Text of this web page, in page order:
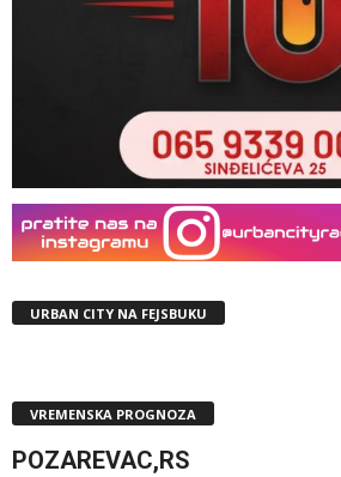
URBAN CITY NA FEJSBUKU
VREMENSKA PROGNOZA
POZAREVAC,RS